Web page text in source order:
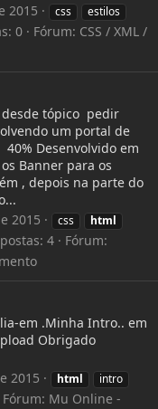
2015 css
estilos
0 Fórum: CSS / XML /
desde tópico pedir
um portal de
Desenvolvido em
Banner para os
, depois na parte do
2015 css
html
4
Fórum:
em .Minha Intro.. em
Obrigado
2015 html
intro
Fórum: Mu Online -